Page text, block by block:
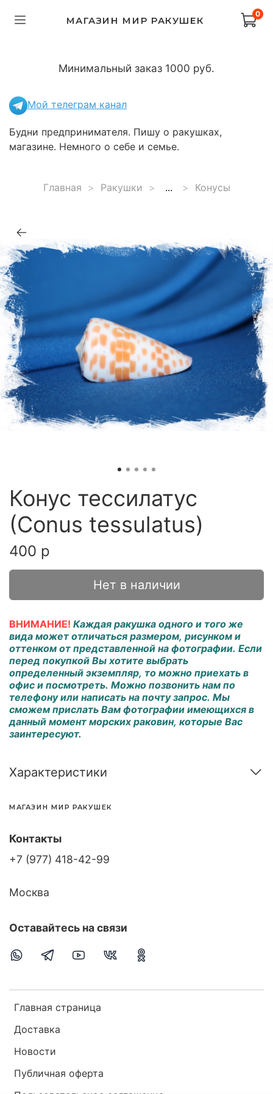
МАГАЗИН МИР РАКУШЕК
0
Минимальный заказ 1000 руб.
Мой телеграм канал
Будни предпринимателя. Пишу о ракушках,
магазине. Немного о себе и семье.
Главная Ракушки ... Конусы
Конус тессилатус
(Conus tessulatus)
400 р
Нет в наличии
ВНИМАНИЕ! Каждая ракушка одного и того же
вида может отличаться размером, рисунком и
оттенком от представленной на фотографии. Если
перед покупкой Вы хотите выбрать
определенный экземпляр, то можно приехать в
офис и посмотреть. Можно позвонить нам по
телефону или написать на почту запрос. Мы
сможем прислать Вам фотографии имеющихся в
данный момент морских раковин, которые Вас
заинтересуют.
Характеристики
МАГАЗИН МИР РАКУШЕК
Главная страница
Доставка
Новости
Публичная оферта
Контакты
+7 (977) 418-42-99
Москва
Оставайтесь на связи